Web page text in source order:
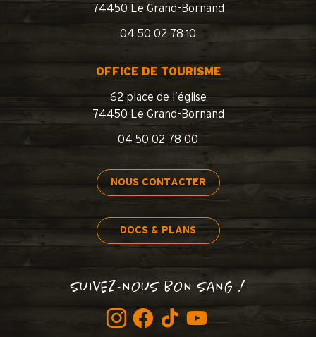
74450 Le Grand-Bornand
04 50 02 78 10
OFFICE DE TOURISME
62 place de l’église
74450 Le Grand-Bornand
04 50 02 78 00
NOUS CONTACTER
DOCS & PLANS
SUIVEZ-NOUS BON SANG !